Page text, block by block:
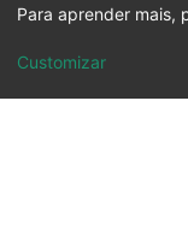
Para aprender mais,
Customizar